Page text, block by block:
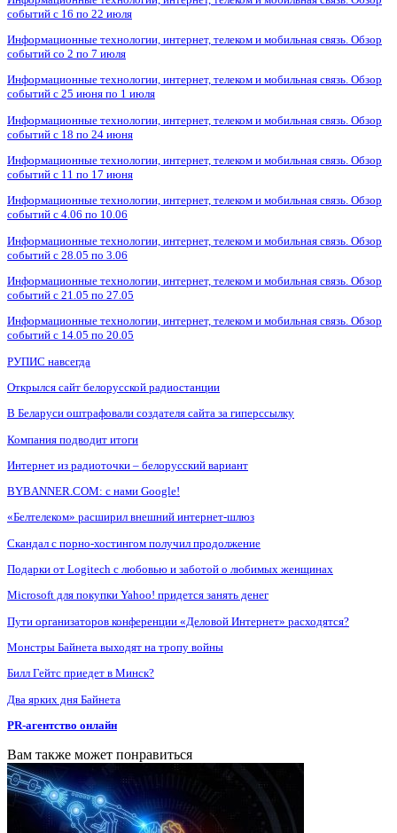
событий с 16 по 22 июля
Информационные технологии, интернет, телеком и мобильная связь. Обзор
событий со 2 по 7 июля
Информационные технологии, интернет, телеком и мобильная связь. Обзор
событий с 25 июня по 1 июля
Информационные технологии, интернет, телеком и мобильная связь. Обзор
событий с 18 по 24 июня
Информационные технологии, интернет, телеком и мобильная связь. Обзор
событий с 11 по 17 июня
Информационные технологии, интернет, телеком и мобильная связь. Обзор
событий с 4.06 по 10.06
Информационные технологии, интернет, телеком и мобильная связь. Обзор
событий с 28.05 по 3.06
Информационные технологии, интернет, телеком и мобильная связь. Обзор
событий с 21.05 по 27.05
Информационные технологии, интернет, телеком и мобильная связь. Обзор
событий с 14.05 по 20.05
РУПИС навсегда
Открылся сайт белорусской радиостанции
В Беларуси оштрафовали создателя сайта за гиперссылку
Компания подводит итоги
Интернет из радиоточки – белорусский вариант
BYBANNER.COM: c нами Google!
«Белтелеком» расширил внешний интернет-шлюз
Скандал с порно-хостингом получил продолжение
Подарки от Logitech с любовью и заботой о любимых женщинах
Microsoft для покупки Yahoo! придется занять денег
Пути организаторов конференции «Деловой Интернет» расходятся?
Монстры Байнета выходят на тропу войны
Билл Гейтс приедет в Минск?
Два ярких дня Байнета
PR-агентство онлайн
Вам также может понравиться